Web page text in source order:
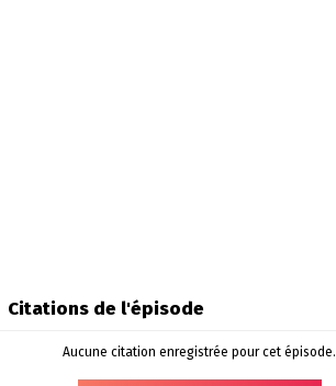
Citations de l'épisode
Aucune citation enregistrée pour cet épisode.